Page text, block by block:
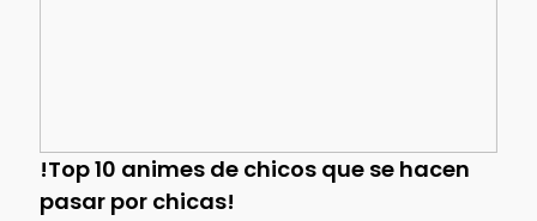
!Top 10 animes de chicos que se hacen
pasar por chicas!